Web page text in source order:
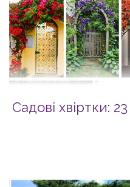
Садові хвіртки: 23